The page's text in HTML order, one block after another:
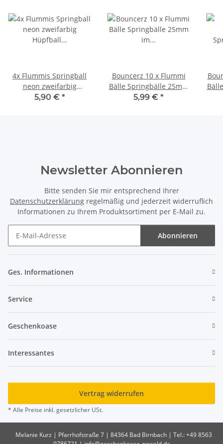
4x Flummis Springball
neon zweifarbig
Hüpfball Bälle Netz
5,90 € *
Bouncerz 10 x Flummi
Bälle Springbälle 25mm
im Netz Multicolor hohe
5,99 € *
Newsletter Abonnieren
Bitte senden Sie mir entsprechend Ihrer
Datenschutzerklärung regelmäßig und jederzeit widerruflich
Informationen zu Ihrem Produktsortiment per E-Mail zu.
Abonnieren
Ges. Informationen
Service
Geschenkoase
Interessantes
Vertrag widerrufen
* Alle Preise inkl. gesetzlicher USt.
Melanie Kurz | Pfarrhofstraße 7 | 84364 Bad Birnbach | Tel.: +49 8563